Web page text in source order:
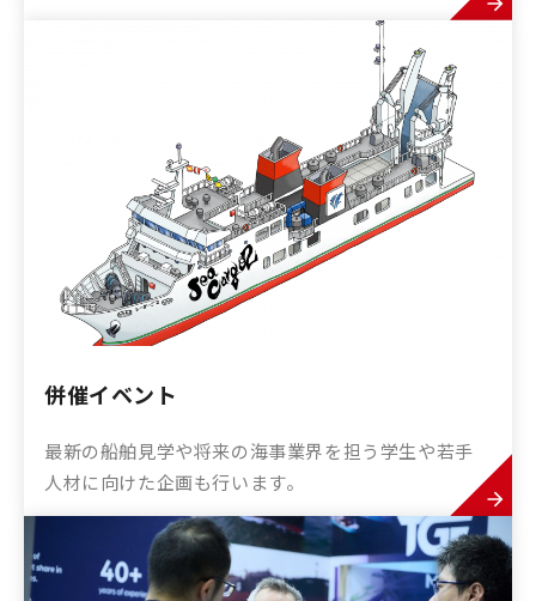
併催イベント
最新の船舶見学や将来の海事業界を担う学生や若手
人材に向けた企画も行います。